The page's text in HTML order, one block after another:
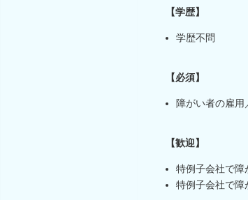
【学歴】
学歴不問
【必須】
障がい者の雇用
【歓迎】
特例子会社で障
特例子会社で障